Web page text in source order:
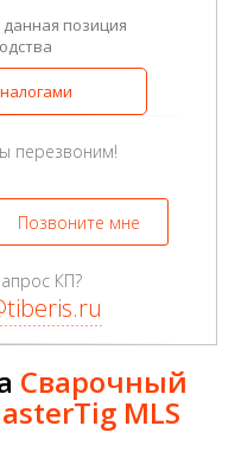
позиция
перезвоним!
Позвоните мне
КП?
Сварочный
MLS